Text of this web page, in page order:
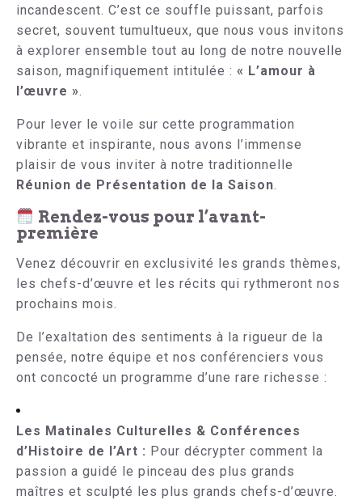
incandescent. C’est ce souffle puissant, parfois
secret, souvent tumultueux, que nous vous invitons
à explorer ensemble tout au long de notre nouvelle
saison, magnifiquement intitulée : « L’amour à
l’œuvre ».
Pour lever le voile sur cette programmation
vibrante et inspirante, nous avons l’immense
plaisir de vous inviter à notre traditionnelle
Réunion de Présentation de la Saison.
Rendez-vous pour l’avant-
première
Venez découvrir en exclusivité les grands thèmes,
les chefs-d’œuvre et les récits qui rythmeront nos
prochains mois.
De l’exaltation des sentiments à la rigueur de la
pensée, notre équipe et nos conférenciers vous
ont concocté un programme d’une rare richesse :
Les Matinales Culturelles & Conférences
d’Histoire de l’Art : Pour décrypter comment la
passion a guidé le pinceau des plus grands
maîtres et sculpté les plus grands chefs-d’œuvre.